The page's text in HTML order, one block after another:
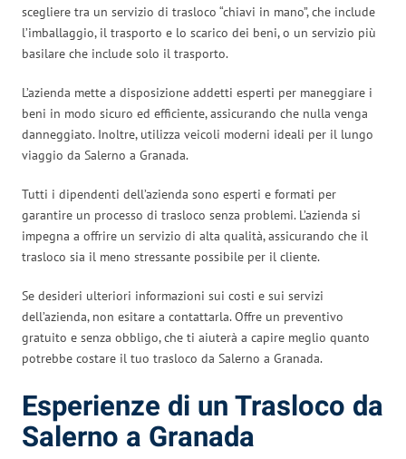
scegliere tra un servizio di trasloco “chiavi in mano”, che include
l’imballaggio, il trasporto e lo scarico dei beni, o un servizio più
basilare che include solo il trasporto.
L’azienda mette a disposizione addetti esperti per maneggiare i
beni in modo sicuro ed efficiente, assicurando che nulla venga
danneggiato. Inoltre, utilizza veicoli moderni ideali per il lungo
viaggio da Salerno a Granada.
Tutti i dipendenti dell’azienda sono esperti e formati per
garantire un processo di trasloco senza problemi. L’azienda si
impegna a offrire un servizio di alta qualità, assicurando che il
trasloco sia il meno stressante possibile per il cliente.
Se desideri ulteriori informazioni sui costi e sui servizi
dell’azienda, non esitare a contattarla. Offre un preventivo
gratuito e senza obbligo, che ti aiuterà a capire meglio quanto
potrebbe costare il tuo trasloco da Salerno a Granada.
Esperienze di un Trasloco da
Salerno a Granada